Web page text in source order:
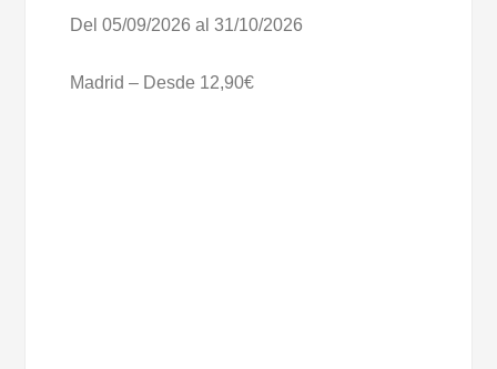
Del 05/09/2026 al 31/10/2026
Madrid – Desde 12,90€